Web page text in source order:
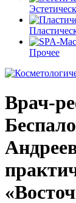
Прочее
Врач-